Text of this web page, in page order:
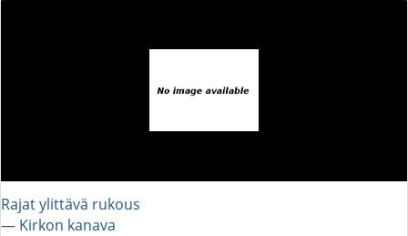
Rajat ylittävä rukous
― Kirkon kanava